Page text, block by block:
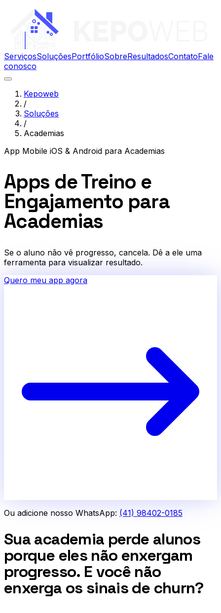
ServiçosSoluçõesPortfólioSobreResultadosContatoFale
conosco
Kepoweb
/
Soluções
/
Academias
App Mobile iOS & Android para Academias
Apps de Treino e
Engajamento para
Academias
Se o aluno não vê progresso, cancela. Dê a ele uma
ferramenta para visualizar resultado.
Quero meu app agora
Ou adicione nosso WhatsApp: (41) 98402-0185
Sua academia perde alunos
porque eles não enxergam
progresso. E você não
enxerga os sinais de churn?